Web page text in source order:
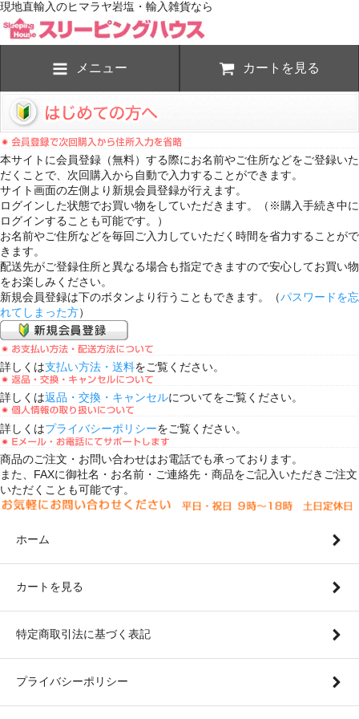
現地直輸入のヒマラヤ岩塩・輸入雑貨なら
メニュー カートを見る
本サイトに会員登録（無料）する際にお名前やご住所などをご登録いた
だくことで、次回購入から自動で入力することができます。
サイト画面の左側より新規会員登録が行えます。
ログインした状態でお買い物をしていただきます。（※購入手続き中に
ログインすることも可能です。）
お名前やご住所などを毎回ご入力していただく時間を省力することがで
きます。
配送先がご登録住所と異なる場合も指定できますので安心してお買い物
をお楽しみください。
新規会員登録は下のボタンより行うこともできます。（パスワードを忘
れてしまった方）
詳しくは支払い方法・送料をご覧ください。
詳しくは返品・交換・キャンセルについてをご覧ください。
詳しくはプライバシーポリシーをご覧ください。
商品のご注文・お問い合わせはお電話でも承っております。
また、FAXに御社名・お名前・ご連絡先・商品をご記入いただきご注文
いただくことも可能です。
ホーム
カートを見る
特定商取引法に基づく表記
プライバシーポリシー